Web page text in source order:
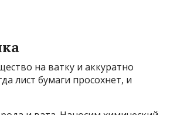
на ватку и аккуратно
лист бумаги просохнет, и